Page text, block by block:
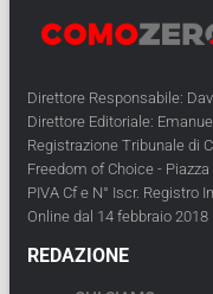
Direttore Responsabile:
Direttore Editoriale:
Registrazione Tribunale di
Freedom of Choice -
PIVA Cf e N° Iscr. Registro
Online dal 14 febbraio 2018
REDAZIONE